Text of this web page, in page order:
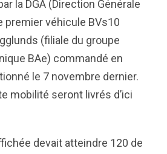
la DGA (Direction Générale
premier véhicule BVs10
(filiale du groupe
BAe) commandé en
le 7 novembre dernier.
mobilité seront livrés d’ici
devait atteindre 120 de